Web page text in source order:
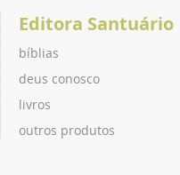
Editora Santuário
bíblias
deus conosco
livros
outros produtos